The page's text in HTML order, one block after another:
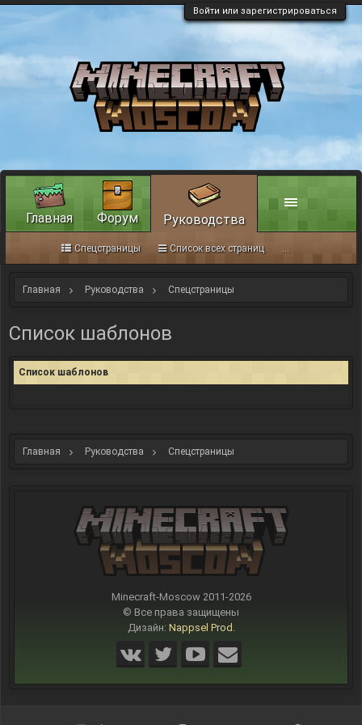
Войти или зарегистрироваться
Главная Руководства Спецстраницы
Список шаблонов
Список шаблонов
Главная Руководства Спецстраницы
Minecraft-Moscow 2011-2026
© Все права защищены
Дизайн: Nappsel Prod.
Главная Форум Руководства
Спецстраницы Список всех страниц ...